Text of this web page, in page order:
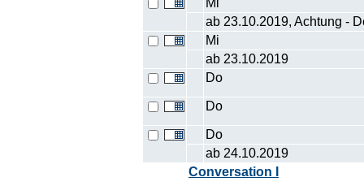
Mi
ab 23.10.2019, Achtung -
Mi
ab 23.10.2019
Do
Do
Do
ab 24.10.2019
Conversation I